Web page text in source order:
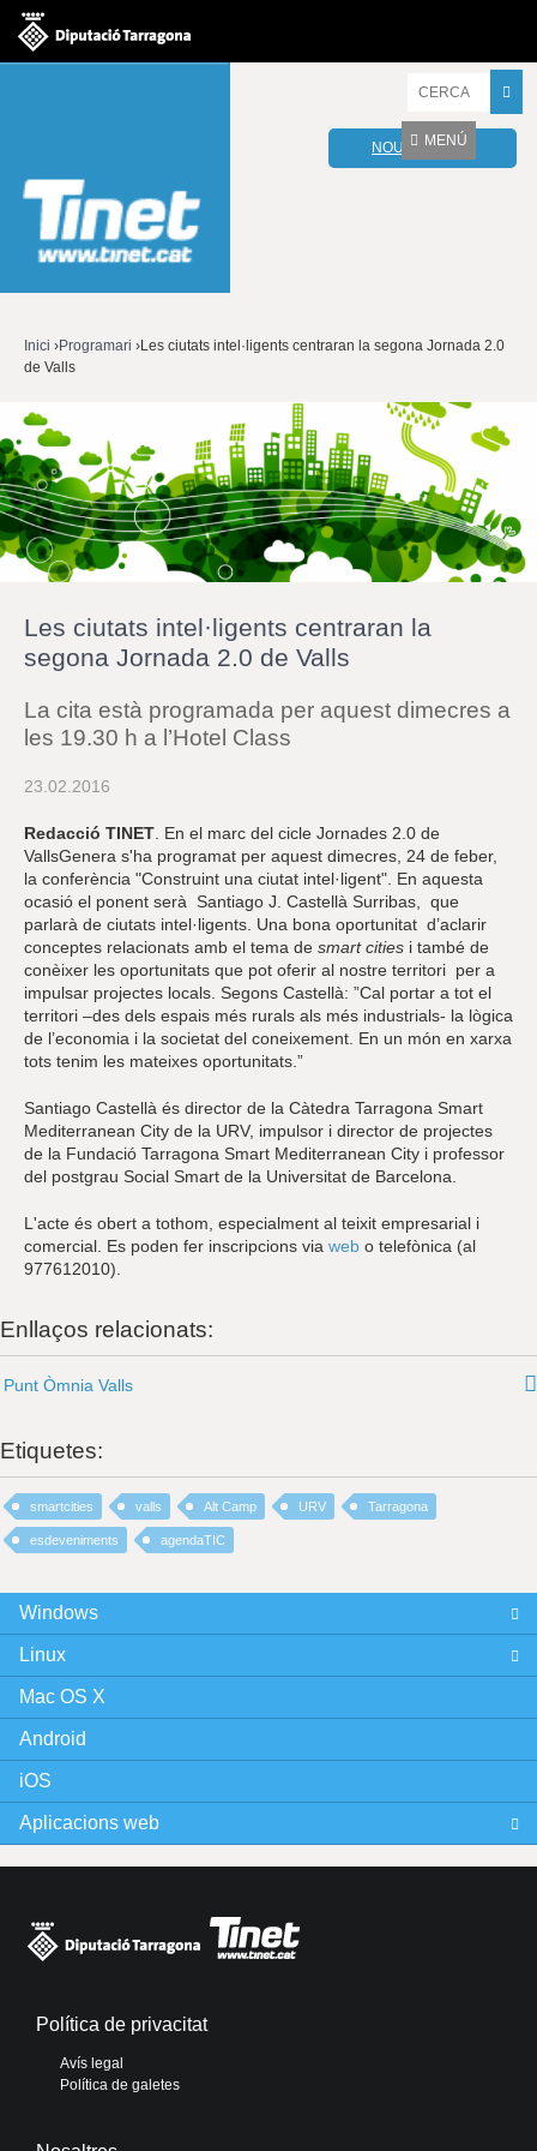
r
o
v
t
r
e
a
r
a
u
a
NOU WEBMAIL
MENÚ
Esteu
aquí
Inici ›Programari ›Les ciutats intel·ligents centraran la segona Jornada 2.0
de Valls
Les ciutats intel·ligents centraran la
segona Jornada 2.0 de Valls
La cita està programada per aquest dimecres a
les 19.30 h a l’Hotel Class
23.02.2016
Redacció TINET . En el marc del cicle Jornades 2.0 de
VallsGenera s'ha programat per aquest dimecres, 24 de feber,
la conferència "Construint una ciutat intel·ligent". En aquesta
ocasió el ponent serà Santiago J. Castellà Surribas, que
parlarà de ciutats intel·ligents. Una bona oportunitat d’aclarir
conceptes relacionats amb el tema de smart cities i també de
conèixer les oportunitats que pot oferir al nostre territori per a
impulsar projectes locals. Segons Castellà: ”Cal portar a tot el
territori –des dels espais més rurals als més industrials- la lògica
de l’economia i la societat del coneixement. En un món en xarxa
tots tenim les mateixes oportunitats.”
Santiago Castellà és director de la Càtedra Tarragona Smart
Mediterranean City de la URV, impulsor i director de projectes
de la Fundació Tarragona Smart Mediterranean City i professor
del postgrau Social Smart de la Universitat de Barcelona.
L'acte és obert a tothom, especialment al teixit empresarial i
comercial. Es poden fer inscripcions via web o telefònica (al
977612010).
Enllaços relacionats:
Punt Òmnia Valls
Etiquetes:
smartcities valls Alt Camp URV Tarragona
esdeveniments agendaTIC
Windows
Linux
Mac OS X
Android
iOS
Aplicacions web
Política de privacitat
Avís legal
Política de galetes